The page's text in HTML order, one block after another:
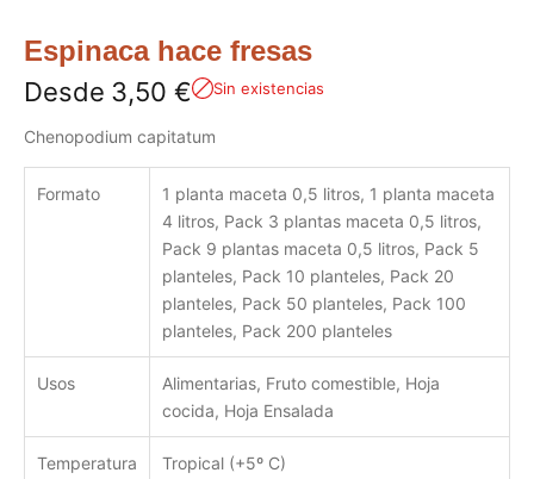
Espinaca hace fresas
Desde 3,50 € Sin existencias
Chenopodium capitatum
Formato
1 planta maceta 0,5 litros, 1 planta maceta
4 litros, Pack 3 plantas maceta 0,5 litros,
Pack 9 plantas maceta 0,5 litros, Pack 5
planteles, Pack 10 planteles, Pack 20
planteles, Pack 50 planteles, Pack 100
planteles, Pack 200 planteles
Usos
Alimentarias, Fruto comestible, Hoja
cocida, Hoja Ensalada
Temperatura
Tropical (+5º C)